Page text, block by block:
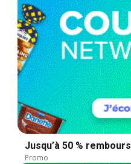
Jusqu’à 50 %
Promo